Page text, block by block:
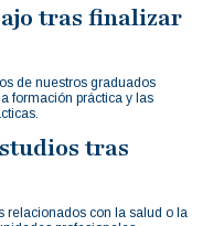
tras finalizar
de nuestros graduados
formación práctica y las
tras
relacionados con la salud o la